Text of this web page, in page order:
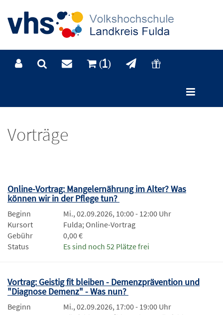
(1)
Vorträge
Online-Vortrag: Mangelernährung im Alter? Was
können wir in der Pflege tun?
Beginn
Mi., 02.09.2026, 10:00 - 12:00 Uhr
Kursort
Fulda; Online-Vortrag
Gebühr
0,00 €
Status
Es sind noch 52 Plätze frei
Vortrag: Geistig fit bleiben - Demenzprävention und
"Diagnose Demenz" - Was nun?
Beginn
Mi., 02.09.2026, 17:00 - 19:00 Uhr